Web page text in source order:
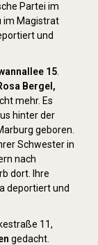
Partei im
im Magistrat
und
15
Bergel,
mehr. Es
hinter der
geboren.
Schwester in
nach
dort. Ihre
deportiert und
11,
gedacht.